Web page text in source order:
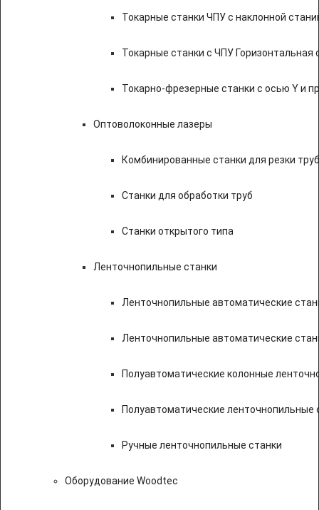
Токарные станки ЧПУ c наклонной
Токарные станки с ЧПУ Горизонтальная
Токарно-фрезерные станки с осью Y и
Оптоволоконные лазеры
Комбинированные станки для резки
Станки для обработки труб
Станки открытого типа
Ленточнопильные станки
Ленточнопильные автоматические
Ленточнопильные автоматические
Полуавтоматические колонные
Полуавтоматические ленточнопильные
Ручные ленточнопильные станки
Оборудование Woodtec